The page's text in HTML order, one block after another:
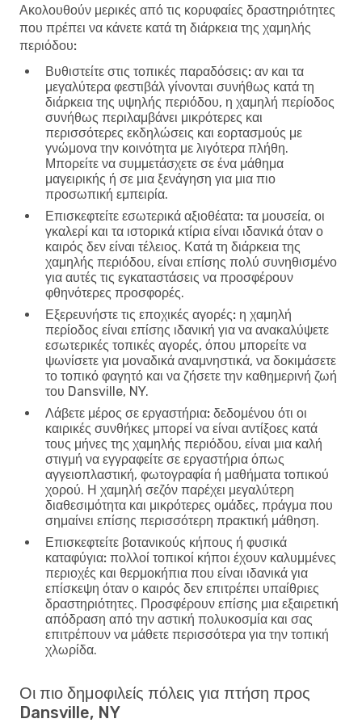
Ακολουθούν μερικές από τις κορυφαίες δραστηριότητες
που πρέπει να κάνετε κατά τη διάρκεια της χαμηλής
περιόδου:
Βυθιστείτε στις τοπικές παραδόσεις: αν και τα
μεγαλύτερα φεστιβάλ γίνονται συνήθως κατά τη
διάρκεια της υψηλής περιόδου, η χαμηλή περίοδος
συνήθως περιλαμβάνει μικρότερες και
περισσότερες εκδηλώσεις και εορτασμούς με
γνώμονα την κοινότητα με λιγότερα πλήθη.
Μπορείτε να συμμετάσχετε σε ένα μάθημα
μαγειρικής ή σε μια ξενάγηση για μια πιο
προσωπική εμπειρία.
Επισκεφτείτε εσωτερικά αξιοθέατα: τα μουσεία, οι
γκαλερί και τα ιστορικά κτίρια είναι ιδανικά όταν ο
καιρός δεν είναι τέλειος. Κατά τη διάρκεια της
χαμηλής περιόδου, είναι επίσης πολύ συνηθισμένο
για αυτές τις εγκαταστάσεις να προσφέρουν
φθηνότερες προσφορές.
Εξερευνήστε τις εποχικές αγορές: η χαμηλή
περίοδος είναι επίσης ιδανική για να ανακαλύψετε
εσωτερικές τοπικές αγορές, όπου μπορείτε να
ψωνίσετε για μοναδικά αναμνηστικά, να δοκιμάσετε
το τοπικό φαγητό και να ζήσετε την καθημερινή ζωή
του Dansville, NY.
Λάβετε μέρος σε εργαστήρια: δεδομένου ότι οι
καιρικές συνθήκες μπορεί να είναι αντίξοες κατά
τους μήνες της χαμηλής περιόδου, είναι μια καλή
στιγμή να εγγραφείτε σε εργαστήρια όπως
αγγειοπλαστική, φωτογραφία ή μαθήματα τοπικού
χορού. Η χαμηλή σεζόν παρέχει μεγαλύτερη
διαθεσιμότητα και μικρότερες ομάδες, πράγμα που
σημαίνει επίσης περισσότερη πρακτική μάθηση.
Επισκεφτείτε βοτανικούς κήπους ή φυσικά
καταφύγια: πολλοί τοπικοί κήποι έχουν καλυμμένες
περιοχές και θερμοκήπια που είναι ιδανικά για
επίσκεψη όταν ο καιρός δεν επιτρέπει υπαίθριες
δραστηριότητες. Προσφέρουν επίσης μια εξαιρετική
απόδραση από την αστική πολυκοσμία και σας
επιτρέπουν να μάθετε περισσότερα για την τοπική
χλωρίδα.
Οι πιο δημοφιλείς πόλεις για πτήση προς
Dansville, NY